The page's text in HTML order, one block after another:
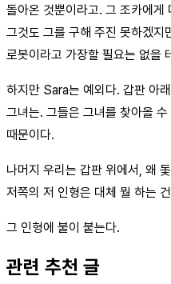
돌아온 것뿐이라고. 그 조카에게
그것도 그를 구해 주진 못하겠지
로봇이라고 가장할 필요는 없을
하지만 Sara는 예외다. 갑판 아
그녀는. 그들은 그녀를 찾아올
때문이다.
나머지 우리는 갑판 위에서, 왜
저쪽의 저 인형은 대체 뭘 하는
그 인형에 불이 붙는다.
관련 추천 글